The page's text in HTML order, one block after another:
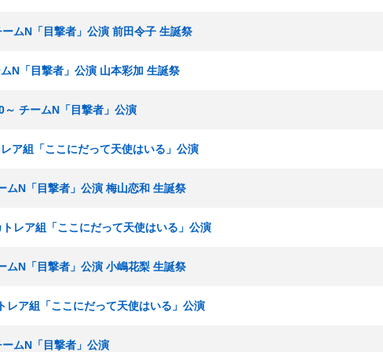
ムN「目撃者」公演 前田令子 生誕祭
N「目撃者」公演 山本彩加 生誕祭
チームN「目撃者」公演
ア組「ここにだって天使はいる」公演
ムN「目撃者」公演 梅山恋和 生誕祭
レア組「ここにだって天使はいる」公演
ムN「目撃者」公演 小嶋花梨 生誕祭
レア組「ここにだって天使はいる」公演
ムN「目撃者」公演